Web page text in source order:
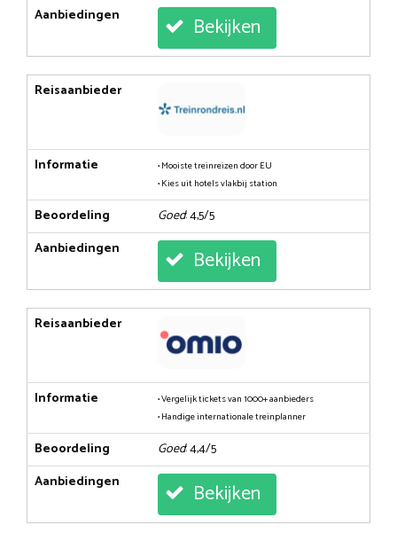
Aanbiedingen Bekijken
Reisaanbieder
Informatie
• Mooiste treinreizen door EU
• Kies uit hotels vlakbij station
Beoordeling Goed: 4,5/5
Aanbiedingen
Bekijken
Reisaanbieder
Informatie
• Vergelijk tickets van 1000+ aanbieders
• Handige internationale treinplanner
Beoordeling Goed: 4,4/5
Aanbiedingen
Bekijken